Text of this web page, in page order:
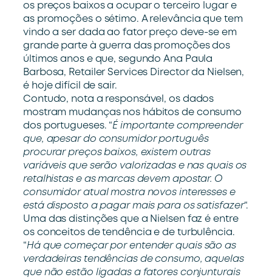
os preços baixos a ocupar o terceiro lugar e
as promoções o sétimo. A relevância que tem
vindo a ser dada ao fator preço deve-se em
grande parte à guerra das promoções dos
últimos anos e que, segundo Ana Paula
Barbosa, Retailer Services Director da Nielsen,
é hoje difícil de sair.
Contudo, nota a responsável, os dados
mostram mudanças nos hábitos de consumo
dos portugueses. “É importante compreender
que, apesar do consumidor português
procurar preços baixos, existem outras
variáveis que serão valorizadas e nas quais os
retalhistas e as marcas devem apostar. O
consumidor atual mostra novos interesses e
está disposto a pagar mais para os satisfazer“.
Uma das distinções que a Nielsen faz é entre
os conceitos de tendência e de turbulência.
“Há que começar por entender quais são as
verdadeiras tendências de consumo, aquelas
que não estão ligadas a fatores conjunturais